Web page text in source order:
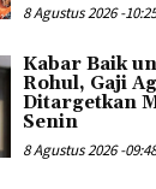
8 Agustus 2026 -
Kabar Baik
Rohul, Gaji
Ditargetkan
Senin
8 Agustus 2026 -